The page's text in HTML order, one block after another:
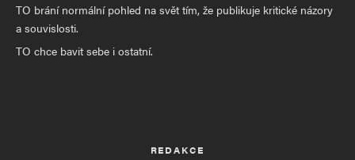
TO brání normální pohled na svět tím, že publikuje kritické názory
a souvislosti.
TO chce bavit sebe i ostatní.
REDAKCE